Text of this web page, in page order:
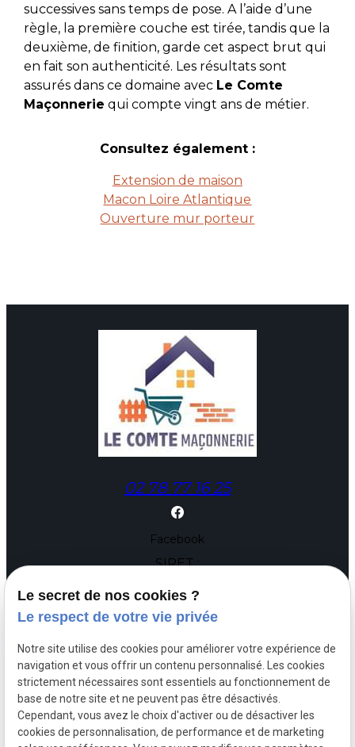
successives sans temps de pose. A l’aide d’une
règle, la première couche est tirée, tandis que la
deuxième, de finition, garde cet aspect brut qui
en fait son authenticité. Les résultats sont
assurés dans ce domaine avec Le Comte
Maçonnerie qui compte vingt ans de métier.
Consultez également :
Extension de maison
Macon Loire Atlantique
Ouverture mur porteur
02 78 77 16 25
Facebook
SIRET :
89794264500010
64 L'Epinay
Du lundi au vendredi de 8h à 18h
Samedi sur rendez vous
Mentions légales
Le secret de nos cookies ?
Le respect de votre vie privée
Notre site utilise des cookies pour améliorer votre expérience de
navigation et vous offrir un contenu personnalisé. Les cookies
strictement nécessaires sont essentiels au fonctionnement de
base de notre site et ne peuvent pas être désactivés.
Cependant, vous avez le choix d'activer ou de désactiver les
cookies de personnalisation, de performance et de marketing